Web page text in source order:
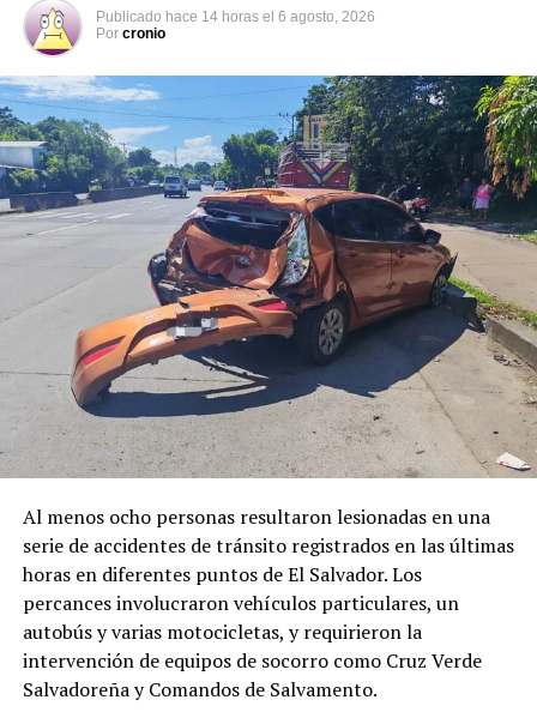
Publicado hace 14 horas el 6 agosto, 2026
Por cronio
Al menos ocho personas resultaron lesionadas en una
serie de accidentes de tránsito registrados en las últimas
horas en diferentes puntos de El Salvador. Los
percances involucraron vehículos particulares, un
autobús y varias motocicletas, y requirieron la
intervención de equipos de socorro como Cruz Verde
Salvadoreña y Comandos de Salvamento.